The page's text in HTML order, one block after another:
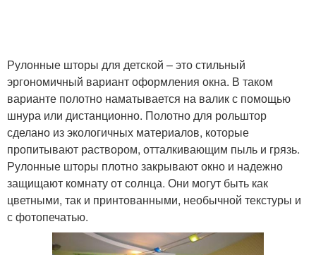
Рулонные шторы для детской – это стильный
эргономичный вариант оформления окна. В таком
варианте полотно наматывается на валик с помощью
шнура или дистанционно. Полотно для рольштор
сделано из экологичных материалов, которые
пропитывают раствором, отталкивающим пыль и грязь.
Рулонные шторы плотно закрывают окно и надежно
защищают комнату от солнца. Они могут быть как
цветными, так и принтованными, необычной текстуры и
с фотопечатью.